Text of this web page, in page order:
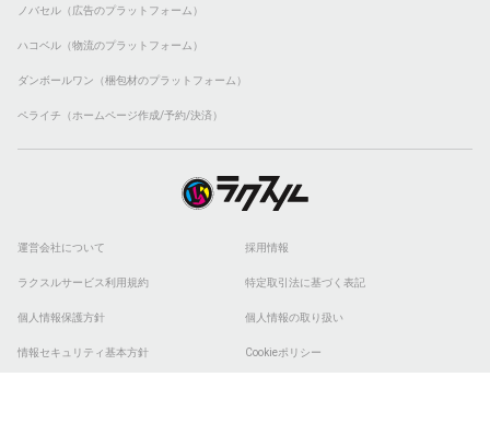
ノバセル（広告のプラットフォーム）
ハコベル（物流のプラットフォーム）
ダンボールワン（梱包材のプラットフォーム）
ペライチ（ホームページ作成/予約/決済）
運営会社について 採用情報
ラクスルサービス利用規約 特定取引法に基づく表記
個人情報保護方針 個人情報の取り扱い
情報セキュリティ基本方針 Cookieポリシー